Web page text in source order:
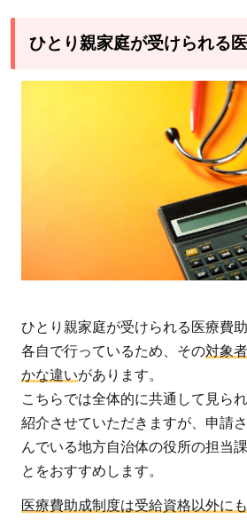
2.1.2
名古屋
2.4
証と
助成
内容
2.4.1
新宿区
の助成
内容
2.4.2
ひとり親家庭が受けられる
ひとり親家庭が受けられる医療費
各自で行っているため、その対象
かな違いがあります。
こちらでは全体的に共通して見ら
紹介させていただきますが、申請
んでいる地方自治体の役所の担当
とをおすすめします。
医療費助成制度は受給資格以外に